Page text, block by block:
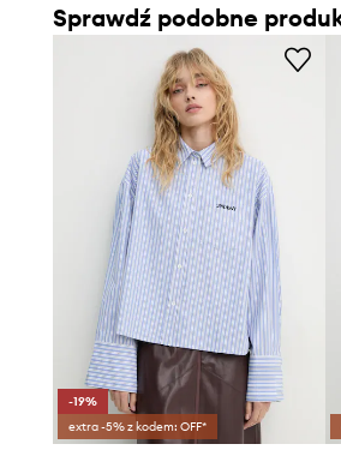
Sprawdź podobne
-19%
extra -5% z kodem: OFF*